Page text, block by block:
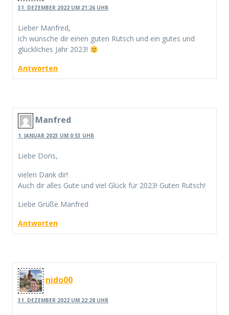
31. DEZEMBER 2022 UM 21:26 UHR
Lieber Manfred,
ich wünsche dir einen guten Rutsch und ein gutes und
glückliches Jahr 2023!
Antworten
Manfred
1. JANUAR 2023 UM 0:53 UHR
Liebe Doris,
vielen Dank dir!
Auch dir alles Gute und viel Glück für 2023! Guten Rutsch!
Liebe Grüße Manfred
Antworten
nido00
31. DEZEMBER 2022 UM 22:28 UHR